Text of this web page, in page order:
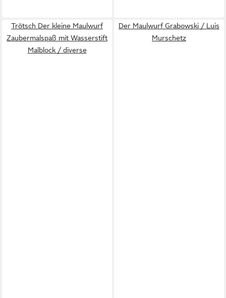
Trötsch Der kleine Maulwurf
Zaubermalspaß mit Wasserstift
Malblock / diverse
Der Maulwurf Grabowski / Luis
Murschetz